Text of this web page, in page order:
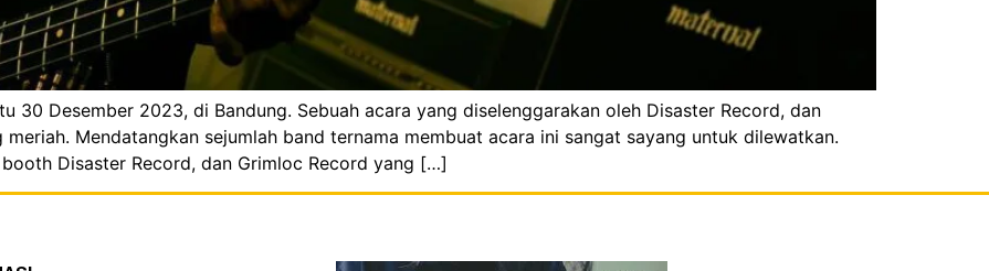
30 Desember 2023, di Bandung. Sebuah acara yang diselenggarakan oleh Disaster Record, dan
Mendatangkan sejumlah band ternama membuat acara ini sangat sayang untuk dilewatkan.
Disaster Record, dan Grimloc Record yang […]